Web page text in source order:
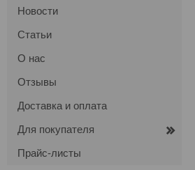
Новости
Статьи
О нас
Отзывы
Доставка и оплата
Для покупателя
Прайс-листы